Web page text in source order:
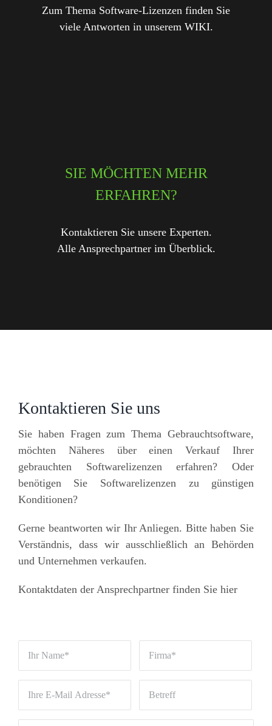
Zum Thema Software-Lizenzen finden Sie
viele Antworten in unserem WIKI.
SIE MÖCHTEN MEHR
ERFAHREN?
Kontaktieren Sie unsere Experten.
Alle Ansprechpartner im Überblick.
Kontaktieren Sie uns
Sie haben Fragen zum Thema Gebrauchtsoftware,
möchten Näheres über einen Verkauf Ihrer
gebrauchten Softwarelizenzen erfahren? Oder
benötigen Sie Softwarelizenzen zu günstigen
Konditionen?
Gerne beantworten wir Ihr Anliegen. Bitte haben Sie
Verständnis, dass wir ausschließlich an Behörden
und Unternehmen verkaufen.
Kontaktdaten der Ansprechpartner finden Sie hier